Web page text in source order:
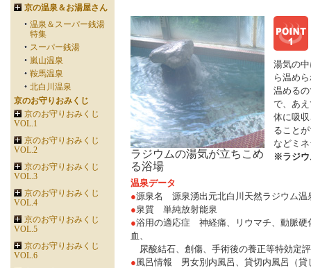
ラジウムの湯気が立ちこめ
る浴場
湯気の
ら温め
温める
で、あ
体に吸
ること
などミ
※ラジウ
温泉データ
●源泉名 源泉湧出元北白川天然ラジウム温
●泉質 単純放射能泉
●浴用の適応症 神経痛、リウマチ、動脈硬
血、
尿酸結石、創傷、手術後の養正等特効定評
●風呂情報 男女別内風呂、貸切内風呂（貸
京の温泉＆お湯屋さん
温泉＆スーパー銭湯
特集
スーパー銭湯
嵐山温泉
鞍馬温泉
北白川温泉
京のお守りおみくじ
京のお守りおみくじ
VOL.1
京のお守りおみくじ
VOL.2
京のお守りおみくじ
VOL.3
京のお守りおみくじ
VOL.4
京のお守りおみくじ
VOL.5
京のお守りおみくじ
VOL.6